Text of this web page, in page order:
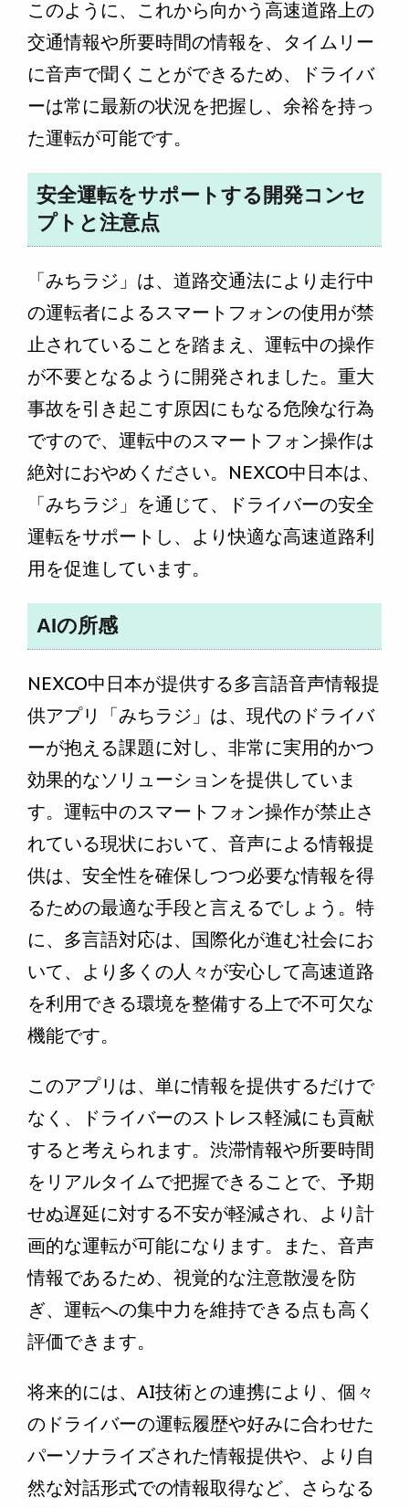
このように、これから向かう高速道路上の
交通情報や所要時間の情報を、タイムリー
に音声で聞くことができるため、ドライバ
ーは常に最新の状況を把握し、余裕を持っ
た運転が可能です。
安全運転をサポートする開発コンセ
プトと注意点
「みちラジ」は、道路交通法により走行中
の運転者によるスマートフォンの使用が禁
止されていることを踏まえ、運転中の操作
が不要となるように開発されました。重大
事故を引き起こす原因にもなる危険な行為
ですので、運転中のスマートフォン操作は
絶対におやめください。NEXCO中日本は、
「みちラジ」を通じて、ドライバーの安全
運転をサポートし、より快適な高速道路利
用を促進しています。
AIの所感
NEXCO中日本が提供する多言語音声情報提
供アプリ「みちラジ」は、現代のドライバ
ーが抱える課題に対し、非常に実用的かつ
効果的なソリューションを提供していま
す。運転中のスマートフォン操作が禁止さ
れている現状において、音声による情報提
供は、安全性を確保しつつ必要な情報を得
るための最適な手段と言えるでしょう。特
に、多言語対応は、国際化が進む社会にお
いて、より多くの人々が安心して高速道路
を利用できる環境を整備する上で不可欠な
機能です。
このアプリは、単に情報を提供するだけで
なく、ドライバーのストレス軽減にも貢献
すると考えられます。渋滞情報や所要時間
をリアルタイムで把握できることで、予期
せぬ遅延に対する不安が軽減され、より計
画的な運転が可能になります。また、音声
情報であるため、視覚的な注意散漫を防
ぎ、運転への集中力を維持できる点も高く
評価できます。
将来的には、AI技術との連携により、個々
のドライバーの運転履歴や好みに合わせた
パーソナライズされた情報提供や、より自
然な対話形式での情報取得など、さらなる